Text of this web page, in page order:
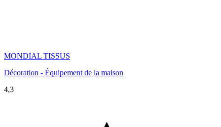
MONDIAL TISSUS
Décoration - Équipement de la maison
4,3